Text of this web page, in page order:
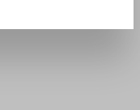
Farben! Hier